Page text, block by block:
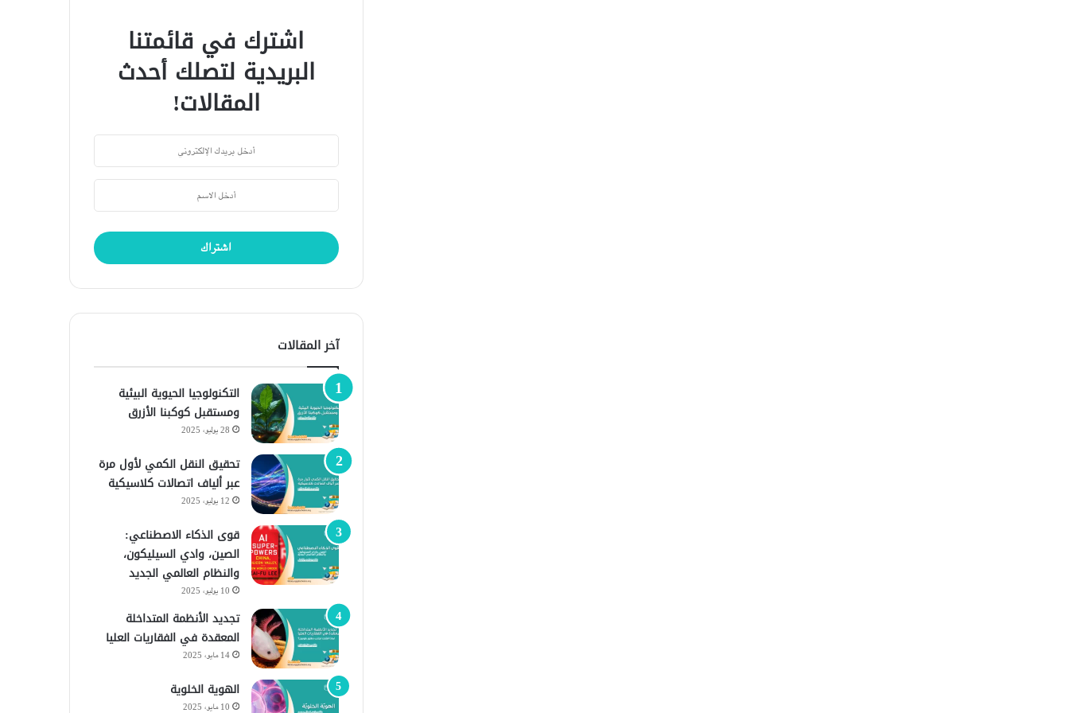
اشترك في قائمتنا
البريدية لتصلك أحدث
المقالات!
آخر المقالات
التكنولوجيا الحيوية البيئية
ومستقبل كوكبنا الأزرق
28 يوليو، 2025
تحقيق النقل الكمي لأول مرة
عبر ألياف اتصالات كلاسيكية
12 يوليو، 2025
قوى الذكاء الاصطناعي:
الصين، وادي السيليكون،
والنظام العالمي الجديد
10 يوليو، 2025
تجديد الأنظمة المتداخلة
المعقدة في الفقاريات العليا
14 مايو، 2025
الهوية الخلوية
10 مايو، 2025